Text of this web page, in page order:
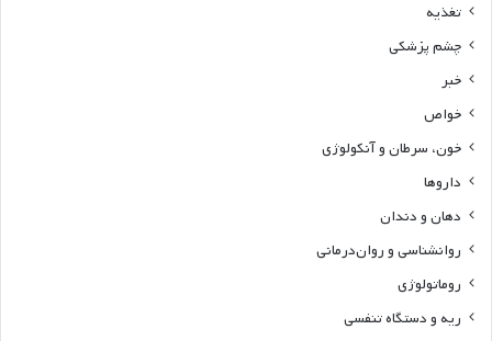
تغذیه
چشم پزشکی
خبر
خواص
خون، سرطان و آنکولوژی
داروها
دهان و دندان
روانشناسی و روان‌درمانی
روماتولوژی
ریه و دستگاه تنفسی